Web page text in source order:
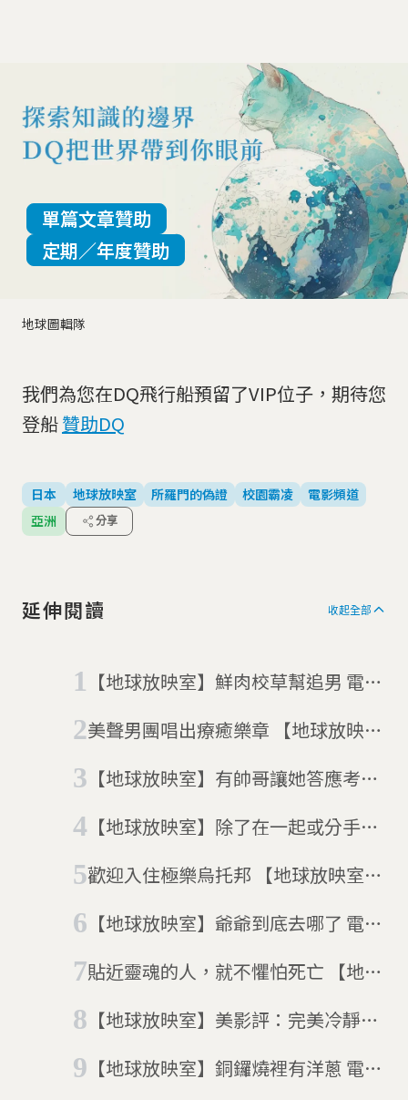
地球圖輯隊
單篇文章贊助
定期／年度贊助
我們為您在DQ飛行船預留了VIP位子，期待您
登船贊助DQ
日本 地球放映室 所羅門的偽證 校園霸凌
電影頻道
亞洲
分享
延伸閱讀 收起全部
【地球放映室】鮮肉校草幫追男 電影
事
美聲男團唱出療癒樂章 【地球放映
【地球放映室】有帥哥讓她答應考大
的定義
【地球放映室】除了在一起或分手還
的想像力
歡迎入住極樂烏托邦 【地球放映室】
【地球放映室】爺爺到底去哪了 電影
謬中找回團聚
貼近靈魂的人，就不懼怕死亡 【地球
【地球放映室】美影評：完美冷靜又
【地球放映室】銅鑼燒裡有洋蔥 電影